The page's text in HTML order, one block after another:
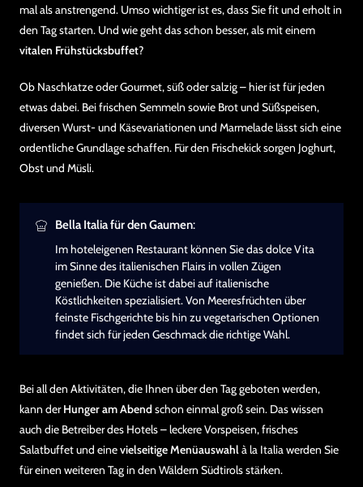
mal als anstrengend. Umso wichtiger ist es, dass Sie fit und erholt in
den Tag starten. Und wie geht das schon besser, als mit einem
vitalen Frühstücksbuffet?
Ob Naschkatze oder Gourmet, süß oder salzig – hier ist für jeden
etwas dabei. Bei frischen Semmeln sowie Brot und Süßspeisen,
diversen Wurst- und Käsevariationen und Marmelade lässt sich eine
ordentliche Grundlage schaffen. Für den Frischekick sorgen Joghurt,
Obst und Müsli.
Bella Italia für den Gaumen:
Im hoteleigenen Restaurant können Sie das dolce Vita
im Sinne des italienischen Flairs in vollen Zügen
genießen. Die Küche ist dabei auf italienische
Köstlichkeiten spezialisiert. Von Meeresfrüchten über
feinste Fischgerichte bis hin zu vegetarischen Optionen
findet sich für jeden Geschmack die richtige Wahl.
Bei all den Aktivitäten, die Ihnen über den Tag geboten werden,
kann derHunger am Abendschon einmal groß sein. Das wissen
auch die Betreiber des Hotels – leckere Vorspeisen, frisches
Salatbuffet und einevielseitige Menüauswahlà la Italia werden Sie
für einen weiteren Tag in den Wäldern Südtirols stärken.